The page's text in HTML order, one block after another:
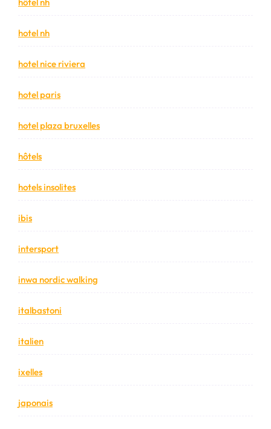
hotel nh
hotel nice riviera
hotel paris
hotel plaza bruxelles
hôtels
hotels insolites
ibis
intersport
inwa nordic walking
italbastoni
italien
ixelles
japonais